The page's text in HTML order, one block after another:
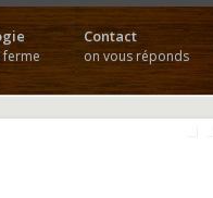
ferme
Contact
on vous réponds